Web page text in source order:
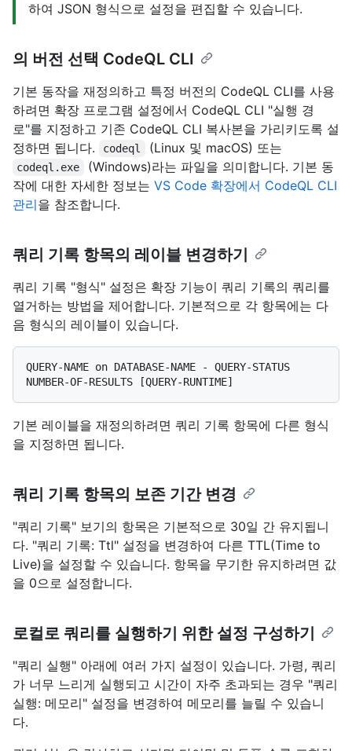
하여 JSON 형식으로 설정을 편집할 수 있습니다.
의 버전 선택 CodeQL CLI
기본 동작을 재정의하고 특정 버전의 CodeQL CLI를 사용
하려면 확장 프로그램 설정에서 CodeQL CLI "실행 경
로"를 지정하고 기존 CodeQL CLI 복사본을 가리키도록 설
정하면 됩니다.
codeql (Linux 및 macOS) 또는
codeql.exe
(Windows)라는 파일을 의미합니다. 기본 동
작에 대한 자세한 정보는 VS Code 확장에서 CodeQL CLI
관리을 참조합니다.
쿼리 기록 항목의 레이블 변경하기
쿼리 기록 "형식" 설정은 확장 기능이 쿼리 기록의 쿼리를
열거하는 방법을 제어합니다. 기본적으로 각 항목에는 다
음 형식의 레이블이 있습니다.
QUERY-NAME on DATABASE-NAME - QUERY-STATUS
기본 레이블을 재정의하려면 쿼리 기록 항목에 다른 형식
을 지정하면 됩니다.
쿼리 기록 항목의 보존 기간 변경
"쿼리 기록" 보기의 항목은 기본적으로 30일 간 유지됩니
다. "쿼리 기록: Ttl" 설정을 변경하여 다른 TTL(Time to
Live)을 설정할 수 있습니다. 항목을 무기한 유지하려면 값
을 0으로 설정합니다.
로컬로 쿼리를 실행하기 위한 설정 구성하기
"쿼리 실행" 아래에 여러 가지 설정이 있습니다. 가령, 쿼리
가 너무 느리게 실행되고 시간이 자주 초과되는 경우 "쿼리
실행: 메모리" 설정을 변경하여 메모리를 늘릴 수 있습니
다.